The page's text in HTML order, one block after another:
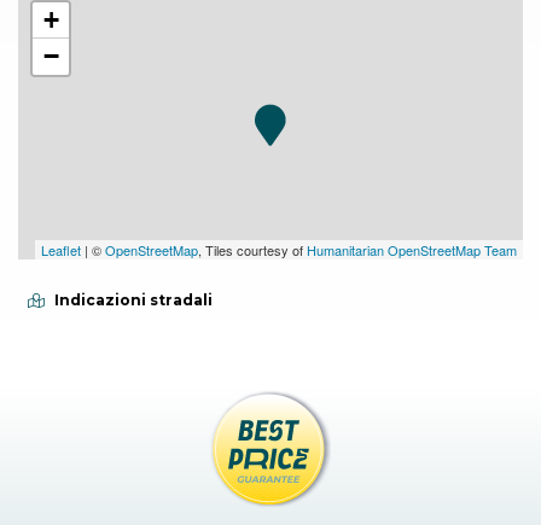
+
−
Leaflet | ©OpenStreetMap, Tiles courtesy of Humanitarian OpenStreetMap Team
Indicazioni stradali